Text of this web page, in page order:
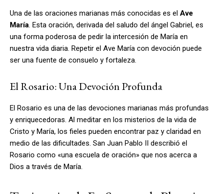
Una de las oraciones marianas más conocidas es el Ave
María . Esta oración, derivada del saludo del ángel Gabriel, es
una forma poderosa de pedir la intercesión de María en
nuestra vida diaria. Repetir el Ave María con devoción puede
ser una fuente de consuelo y fortaleza.
El Rosario: Una Devoción Profunda
El Rosario es una de las devociones marianas más profundas
y enriquecedoras. Al meditar en los misterios de la vida de
Cristo y María, los fieles pueden encontrar paz y claridad en
medio de las dificultades. San Juan Pablo II describió el
Rosario como «una escuela de oración» que nos acerca a
Dios a través de María.